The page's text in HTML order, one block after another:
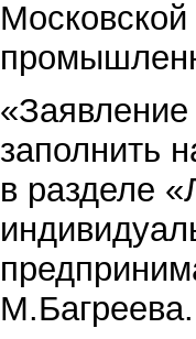
Московской
заполнить
в разделе
М.Багреева.